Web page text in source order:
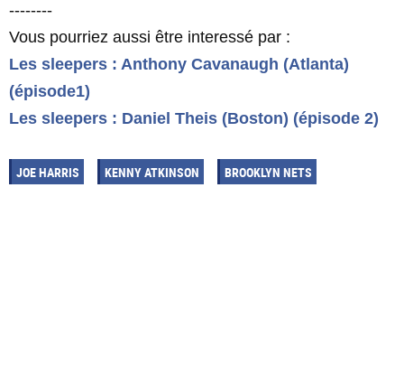
--------
Vous pourriez aussi être interessé par :
Les sleepers : Anthony Cavanaugh (Atlanta)
(épisode1)
Les sleepers : Daniel Theis (Boston) (épisode 2)
JOE HARRIS KENNY ATKINSON BROOKLYN NETS